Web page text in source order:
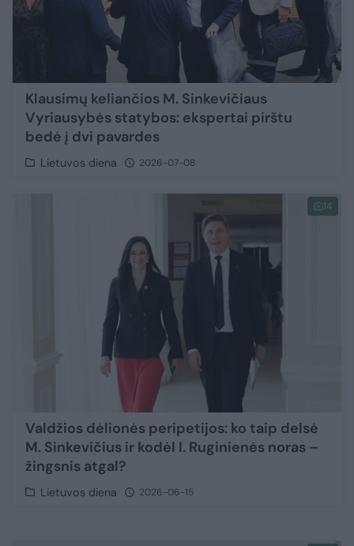
Klausimų keliančios M. Sinkevičiaus
Vyriausybės statybos: ekspertai pirštu
bedė į dvi pavardes
Lietuvos diena 2026-07-08
14
Valdžios dėlionės peripetijos: ko taip delsė
M. Sinkevičius ir kodėl I. Ruginienės noras –
žingsnis atgal?
Lietuvos diena 2026-06-15